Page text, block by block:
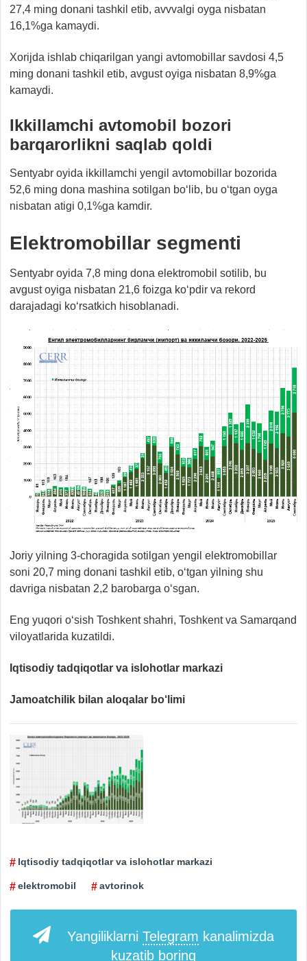
27,4 ming donani tashkil etib, avvvalgi oyga nisbatan
16,1%ga kamaydi.
Xorijda ishlab chiqarilgan yangi avtomobillar savdosi 4,5
ming donani tashkil etib, avgust oyiga nisbatan 8,9%ga
kamaydi.
Ikkillamchi avtomobil bozori
barqarorlikni saqlab qoldi
Sentyabr oyida ikkillamchi yengil avtomobillar bozorida
52,6 ming dona mashina sotilgan bo‘lib, bu o‘tgan oyga
nisbatan atigi 0,1%ga kamdir.
Elektromobillar segmenti
Sentyabr oyida 7,8 ming dona elektromobil sotilib, bu
avgust oyiga nisbatan 21,6 foizga ko‘pdir va rekord
darajadagi ko‘rsatkich hisoblanadi.
Joriy yilning 3-choragida sotilgan yengil elektromobillar
soni 20,7 ming donani tashkil etib, o‘tgan yilning shu
davriga nisbatan 2,2 barobarga o‘sgan.
Eng yuqori o‘sish Toshkent shahri, Toshkent va Samarqand
viloyatlarida kuzatildi.
Iqtisodiy tadqiqotlar va islohotlar markazi
Jamoatchilik bilan aloqalar bo‘limi
Iqtisodiy tadqiqotlar va islohotlar markazi
elektromobil avtorinok
Yangiliklarni Telegram kanalimizda
kuzatib boring